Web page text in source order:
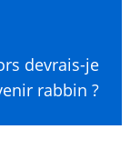
rabbin ?